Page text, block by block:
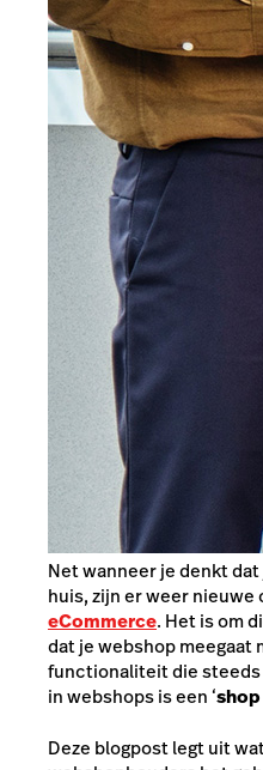
Net wanneer je denkt
huis, zijn er weer
eCommerce. Het is om
dat je webshop meegaat
functionaliteit die
in webshops is een ‘
Deze blogpost legt uit